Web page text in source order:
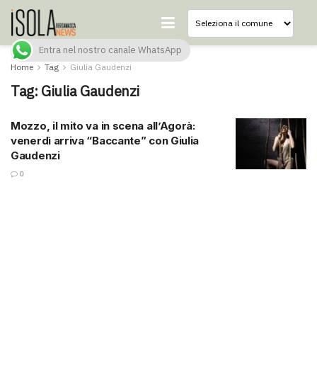
Home Tag Giulia Gaudenzi
Tag: Giulia Gaudenzi
Mozzo, il mito va in scena all’Agorà:
venerdì arriva “Baccante” con Giulia
Gaudenzi
0
Entra nel nostro canale WhatsApp